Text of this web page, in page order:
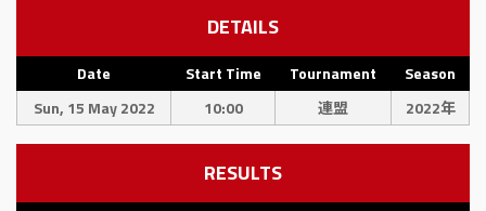
DETAILS
Date Start Time Tournament
Season
Sun, 15 May 2022
10:00 連盟 2022年
RESULTS